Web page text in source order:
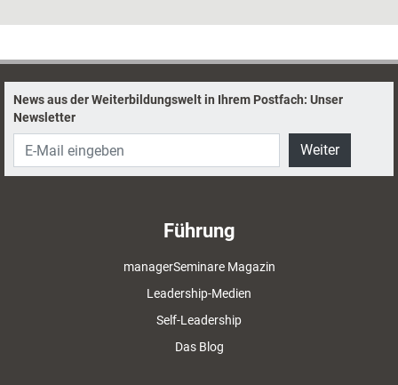
mich mit einer Videobotschaft ideal in Szene?
News aus der Weiterbildungswelt in Ihrem Postfach: Unser
Newsletter
Weiter
Führung
managerSeminare Magazin
Leadership-Medien
Self-Leadership
Das Blog